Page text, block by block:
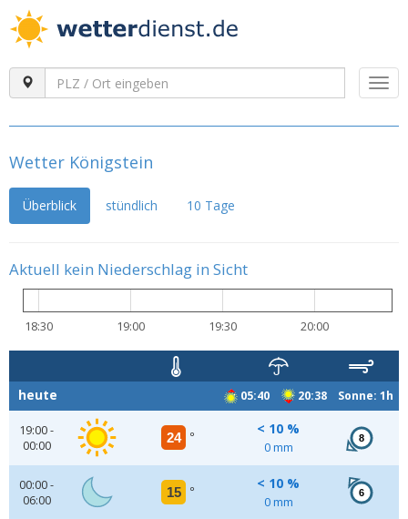
Wetter Königstein
Überblick stündlich 10 Tage
Aktuell kein Niederschlag in Sicht
18:30 19:00 19:30 20:00
05:40 20:38 Sonne: 1h
heute
19:00 -
00:00
24 °
< 10 %
0 mm
8
00:00 -
06:00
15 °
< 10 %
0 mm
6